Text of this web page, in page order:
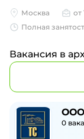
Москва от
Полная
Вакансия в
0